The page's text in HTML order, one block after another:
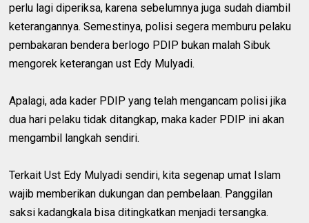
perlu lagi diperiksa, karena sebelumnya juga sudah diambil
keterangannya. Semestinya, polisi segera memburu pelaku
pembakaran bendera berlogo PDIP bukan malah Sibuk
mengorek keterangan ust Edy Mulyadi.
Apalagi, ada kader PDIP yang telah mengancam polisi jika
dua hari pelaku tidak ditangkap, maka kader PDIP ini akan
mengambil langkah sendiri.
Terkait Ust Edy Mulyadi sendiri, kita segenap umat Islam
wajib memberikan dukungan dan pembelaan. Panggilan
saksi kadangkala bisa ditingkatkan menjadi tersangka.